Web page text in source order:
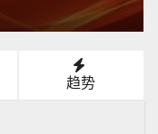
趋势